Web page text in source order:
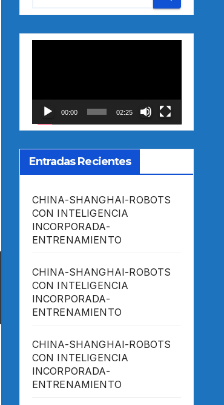
00:00 02:25
Entradas Recientes
CHINA-SHANGHAI-ROBOTS
CON INTELIGENCIA
INCORPORADA-
ENTRENAMIENTO
CHINA-SHANGHAI-ROBOTS
CON INTELIGENCIA
INCORPORADA-
ENTRENAMIENTO
CHINA-SHANGHAI-ROBOTS
CON INTELIGENCIA
INCORPORADA-
ENTRENAMIENTO